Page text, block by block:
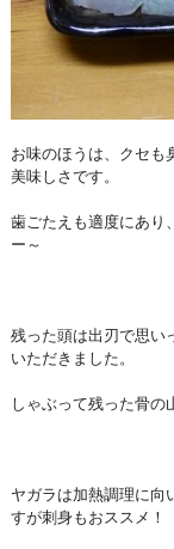
お味のほうは、クセも
美味しさです。
歯ごたえも適度にあり
ー～
残った頭は出刃で思い
いただきました。
しゃぶって残った骨の
ヤガラは加熱調理に向
すが刺身もおススメ！